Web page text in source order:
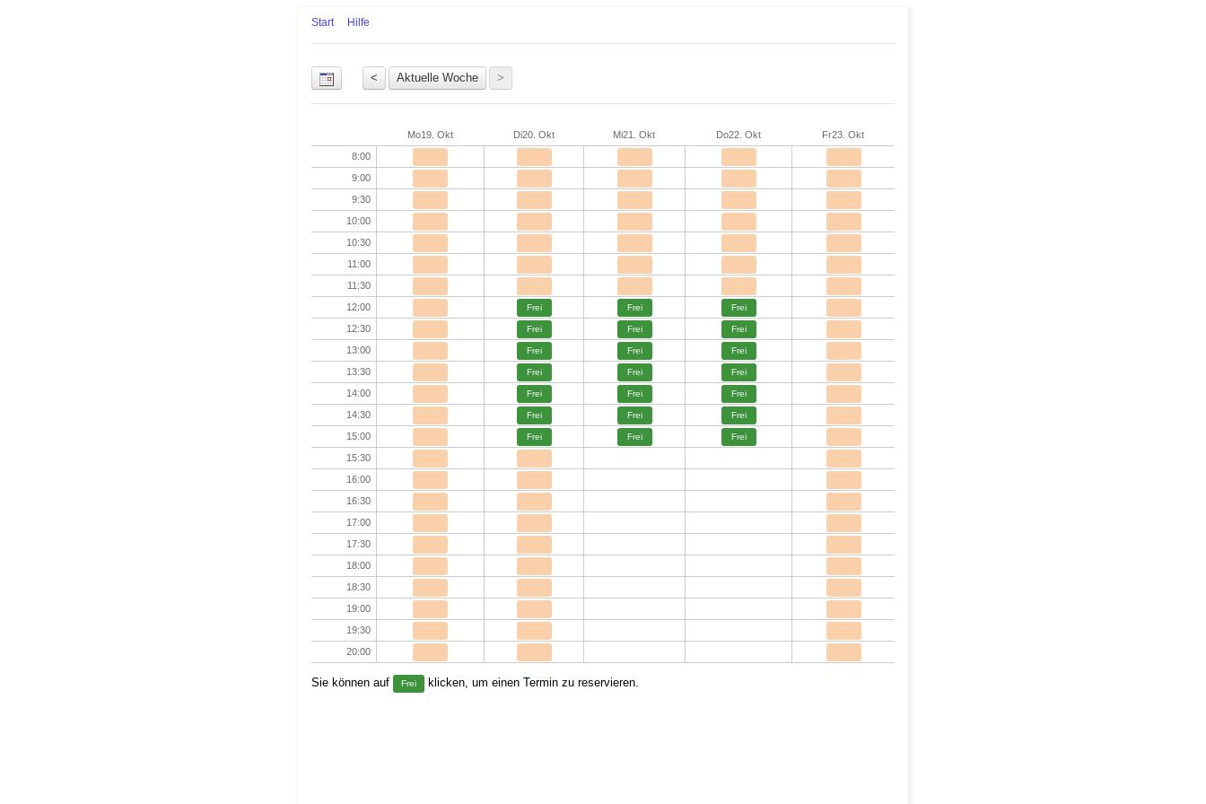
Start Hilfe
Mo19. Okt Di20. Okt Mi21. Okt Do22. Okt Fr23. Okt
8:00
9:00
9:30
10:00
10:30
11:00
11:30
12:00
Frei Frei Frei
12:30 Frei Frei Frei
13:00 Frei Frei Frei
13:30 Frei Frei Frei
14:00 Frei Frei Frei
14:30 Frei Frei Frei
15:00 Frei Frei Frei
15:30
16:00
16:30
17:00
17:30
18:00
18:30
19:00
19:30
20:00
Sie können auf Frei klicken, um einen Termin zu reservieren.